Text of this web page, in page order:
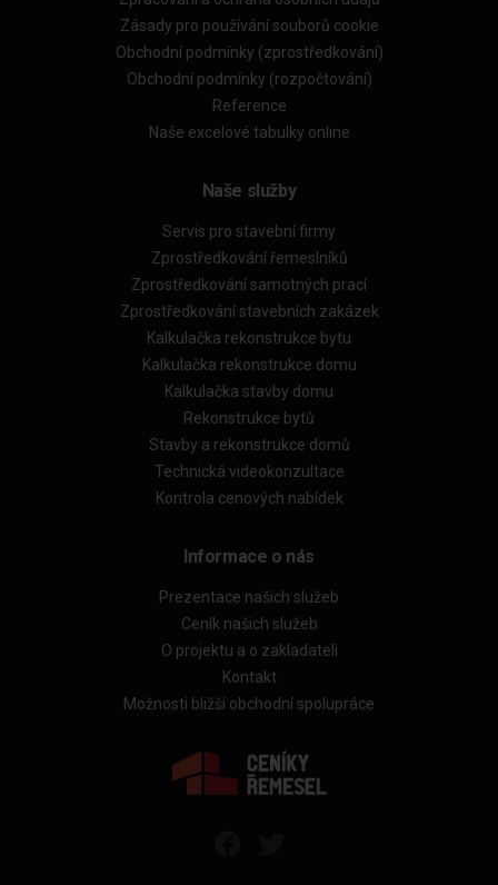
Zásady pro používání souborů cookie
Obchodní podmínky (zprostředkování)
Obchodní podmínky (rozpočtování)
Reference
Naše excelové tabulky online
Naše služby
Servis pro stavební firmy
Zprostředkování řemeslníků
Zprostředkování samotných prací
Zprostředkování stavebních zakázek
Kalkulačka rekonstrukce bytu
Kalkulačka rekonstrukce domu
Kalkulačka stavby domu
Rekonstrukce bytů
Stavby a rekonstrukce domů
Technická videokonzultace
Kontrola cenových nabídek
Informace o nás
Prezentace našich služeb
Ceník našich služeb
O projektu a o zakladateli
Kontakt
Možnosti bližší obchodní spolupráce